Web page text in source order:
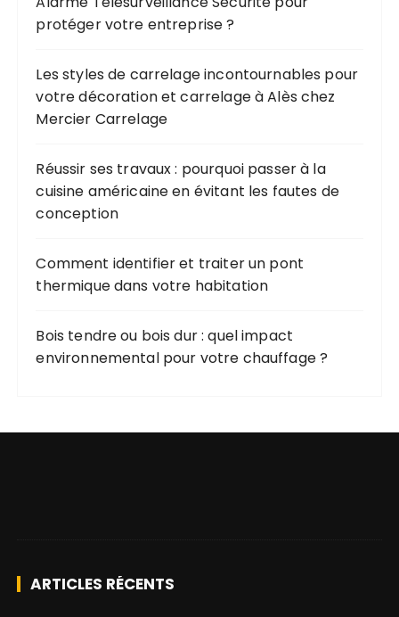
protéger votre entreprise ?
Les styles de carrelage incontournables pour
votre décoration et carrelage à Alès chez
Mercier Carrelage
Réussir ses travaux : pourquoi passer à la
cuisine américaine en évitant les fautes de
conception
Comment identifier et traiter un pont
thermique dans votre habitation
Bois tendre ou bois dur : quel impact
environnemental pour votre chauffage ?
ARTICLES RÉCENTS